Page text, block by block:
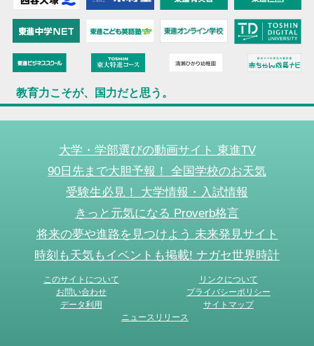
教育力こそが、国力だと思う。
大学・学部選びの動画サイト 東進TV
90日先まで大胆予報！ 全国学校のお天気
受験生必見！ 大学情報・入試情報
きっと元気になる Proverb格言
将来の夢や進路を見つけよう 未来発見サイト
時刻も天気もイベントも掲載! ナガセ世界時計
このサイトについて
リンクについて
お問い合わせ
プライバシーポリシー
データ利用
サイトマップ
ニュースリリース